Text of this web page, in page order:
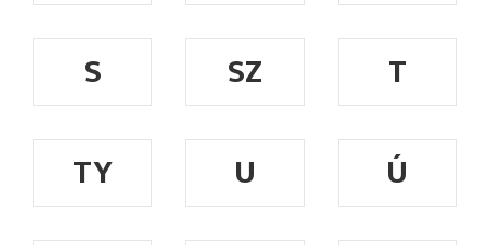
S
SZ
T
TY
U Ú